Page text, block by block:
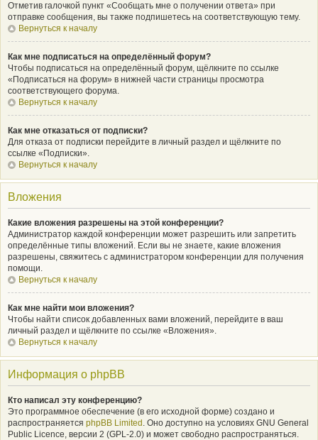
Отметив галочкой пункт «Сообщать мне о получении ответа» при
отправке сообщения, вы также подпишетесь на соответствующую тему.
Вернуться к началу
Как мне подписаться на определённый форум?
Чтобы подписаться на определённый форум, щёлкните по ссылке
«Подписаться на форум» в нижней части страницы просмотра
соответствующего форума.
Вернуться к началу
Как мне отказаться от подписки?
Для отказа от подписки перейдите в личный раздел и щёлкните по
ссылке «Подписки».
Вернуться к началу
Вложения
Какие вложения разрешены на этой конференции?
Администратор каждой конференции может разрешить или запретить
определённые типы вложений. Если вы не знаете, какие вложения
разрешены, свяжитесь с администратором конференции для получения
помощи.
Вернуться к началу
Как мне найти мои вложения?
Чтобы найти список добавленных вами вложений, перейдите в ваш
личный раздел и щёлкните по ссылке «Вложения».
Вернуться к началу
Информация о phpBB
Кто написал эту конференцию?
Это программное обеспечение (в его исходной форме) создано и
распространяется phpBB Limited . Оно доступно на условиях GNU General
Public Licence, версии 2 (GPL-2.0) и может свободно распространяться.